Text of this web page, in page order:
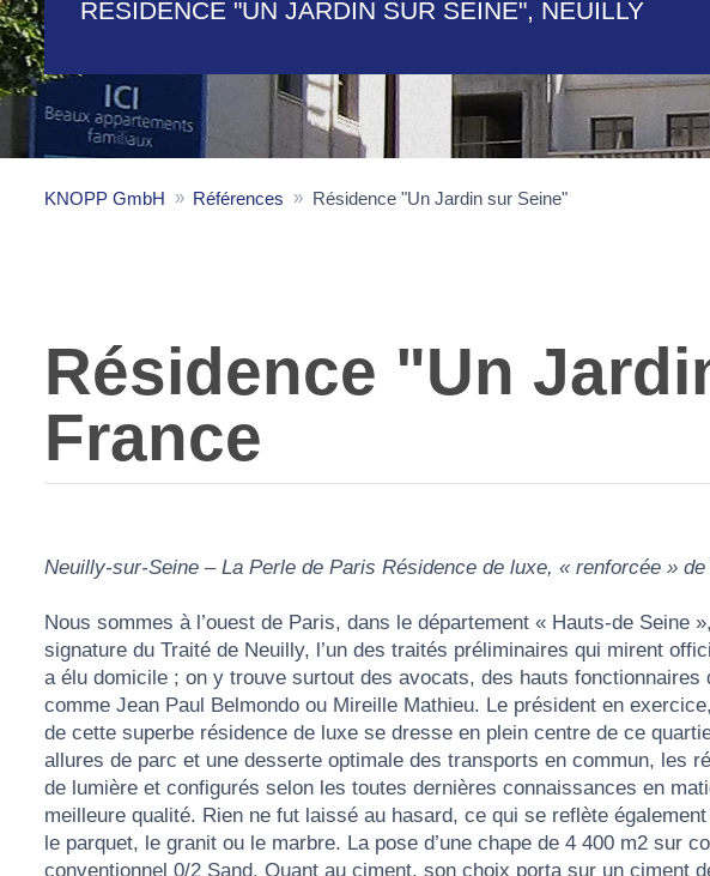
RÉSIDENCE "UN JARDIN SUR SEINE", NEUILLY
KNOPP GmbH Références Résidence "Un Jardin sur Seine"
Résidence "Un
France
Neuilly-sur-Seine – La Perle de Paris Résidence de luxe, « renforcée »
Nous sommes à l’ouest de Paris, dans le département « Hauts-de
signature du Traité de Neuilly, l’un des traités préliminaires qui mirent
a élu domicile ; on y trouve surtout des avocats, des hauts
comme Jean Paul Belmondo ou Mireille Mathieu. Le président en
de cette superbe résidence de luxe se dresse en plein centre de ce
allures de parc et une desserte optimale des transports en commun, les
de lumière et configurés selon les toutes dernières connaissances en
meilleure qualité. Rien ne fut laissé au hasard, ce qui se reflète
le parquet, le granit ou le marbre. La pose d’une chape de 4 400 m2 sur
conventionnel 0/2 Sand. Quant au ciment, son choix porta sur un ciment